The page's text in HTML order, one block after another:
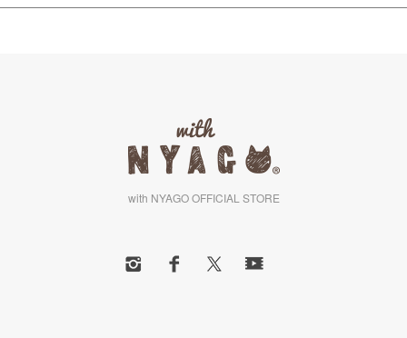
with NYAGO OFFICIAL STORE